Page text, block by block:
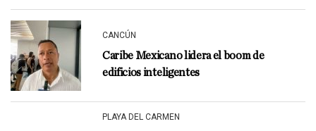
CANCÚN
Caribe Mexicano lidera el boom de
edificios inteligentes
PLAYA DEL CARMEN